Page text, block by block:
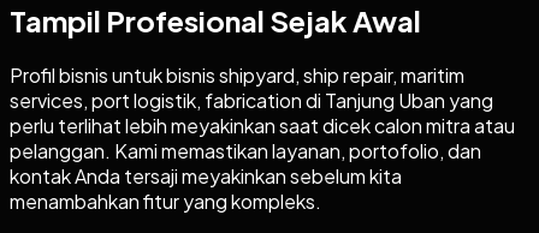
Tampil Profesional Sejak Awal
Profil bisnis untuk bisnis shipyard, ship repair, maritim
services, port logistik, fabrication di Tanjung Uban yang
perlu terlihat lebih meyakinkan saat dicek calon mitra atau
pelanggan. Kami memastikan layanan, portofolio, dan
kontak Anda tersaji meyakinkan sebelum kita
menambahkan fitur yang kompleks.